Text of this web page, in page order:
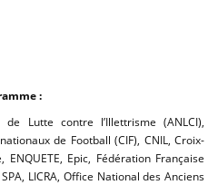
:
de Lutte contre l’Illettrisme (ANLCI),
de Football (CIF), CNIL, Croix-
ENQUETE, Epic, Fédération Française
LICRA, Office National des Anciens